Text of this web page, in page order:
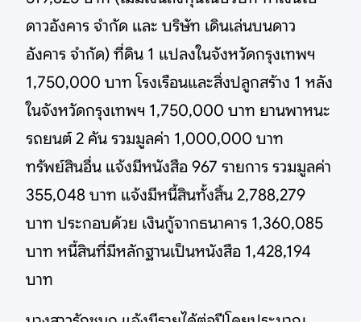
ดาวอังคาร จำกัด และ บริษัท เดินเล่นบนดาว
อังคาร จำกัด) ที่ดิน 1 แปลงในจังหวัดกรุงเทพฯ
1,750,000 บาท โรงเรือนและสิ่งปลูกสร้าง 1 หลัง
ในจังหวัดกรุงเทพฯ 1,750,000 บาท ยานพาหนะ
รถยนต์ 2 คัน รวมมูลค่า 1,000,000 บาท
ทรัพย์สินอื่น แจ้งมีหนังสือ 967 รายการ รวมมูลค่า
355,048 บาท แจ้งมีหนี้สินทั้งสิ้น 2,788,279
บาท ประกอบด้วย เงินกู้จากธนาคาร 1,360,085
บาท หนี้สินที่มีหลักฐานเป็นหนังสือ 1,428,194
บาท